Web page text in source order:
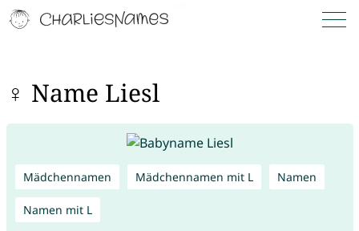
♀ Name Liesl
Mädchennamen Mädchennamen mit L Namen
Namen mit L